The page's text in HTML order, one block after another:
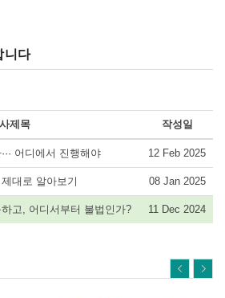
니다
제목 작성일
어디에서 진행해야 12 Feb 2025
대로 알아보기 08 Jan 2025
고, 어디서부터 불법인가? 11 Dec 2024